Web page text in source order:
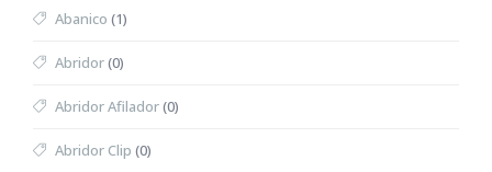
Abanico (1)
Abridor(0)
Abridor Afilador(0)
Abridor Clip (0)